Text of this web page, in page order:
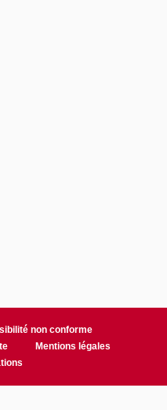
non conforme
Mentions légales